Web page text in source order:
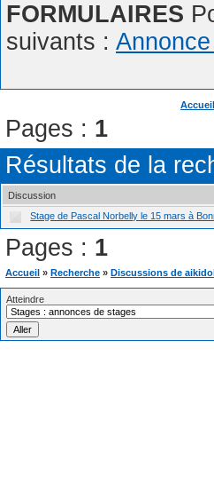
FORMULAIRES
suivants :
Accueil
Pages : 1
Résultats de la
Discussion
Stage de Pascal Norbelly le 15 mars à
Pages : 1
Accueil » Recherche » Discussions de
Atteindre